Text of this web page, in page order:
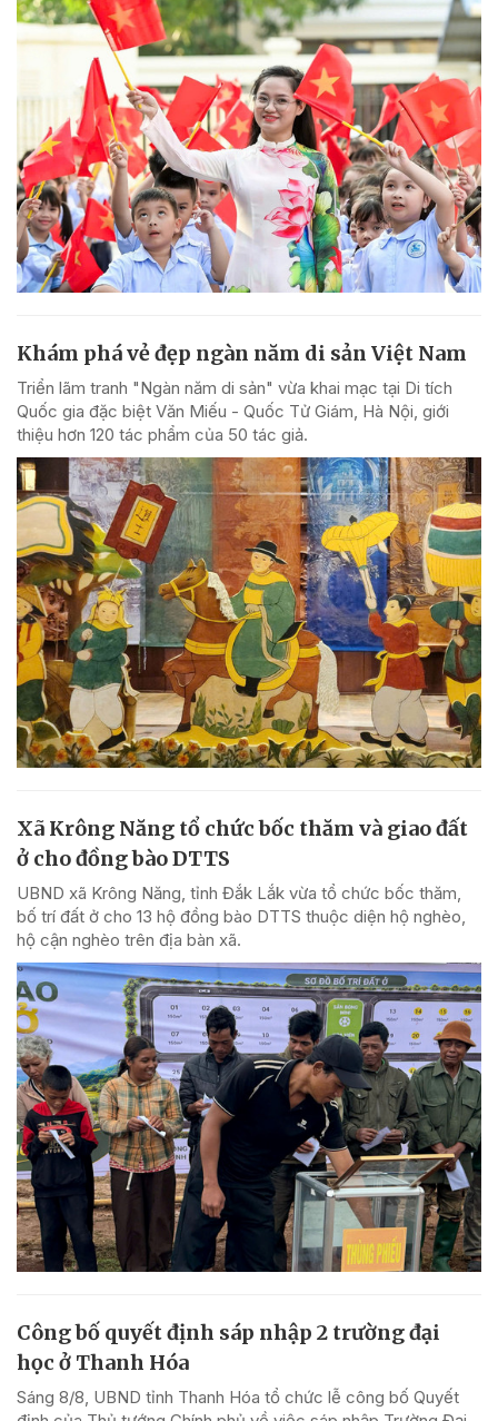
Khám phá vẻ đẹp ngàn năm di sản Việt Nam
Triển lãm tranh "Ngàn năm di sản" vừa khai mạc tại Di tích
Quốc gia đặc biệt Văn Miếu - Quốc Tử Giám, Hà Nội, giới
thiệu hơn 120 tác phẩm của 50 tác giả.
Xã Krông Năng tổ chức bốc thăm và giao đất
ở cho đồng bào DTTS
UBND xã Krông Năng, tỉnh Đắk Lắk vừa tổ chức bốc thăm,
bố trí đất ở cho 13 hộ đồng bào DTTS thuộc diện hộ nghèo,
hộ cận nghèo trên địa bàn xã.
Công bố quyết định sáp nhập 2 trường đại
học ở Thanh Hóa
Sáng 8/8, UBND tỉnh Thanh Hóa tổ chức lễ công bố Quyết